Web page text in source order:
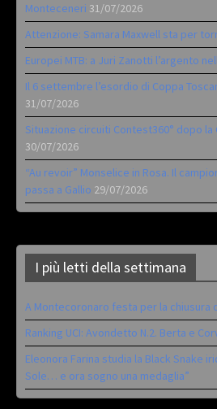
Monteceneri 31/07/2026
Attenzione: Samara Maxwell sta per
Europei MTB: a Juri Zanotti l’argento
Il 6 settembre l’esordio di Coppa
31/07/2026
Situazione circuiti Contest360° dopo la
30/07/2026
“Au revoir” Monselice in Rosa. Il
passa a Gallio 29/07/2026
I più letti della settimana
A Montecoronaro festa per la chiusura
Ranking UCI: Avondetto N.2. Berta e
Eleonora Farina studia la Black Snake
Sole… e ora sogno una medaglia”